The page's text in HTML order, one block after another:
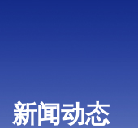
新闻动态